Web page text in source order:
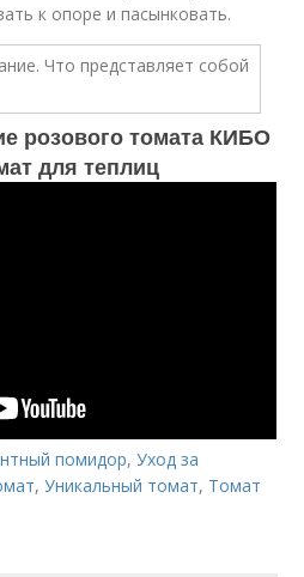
к опоре и пасынковать.
розового томата КИБО
для теплиц
помидор,Уход за
,Уникальный томат, Томат